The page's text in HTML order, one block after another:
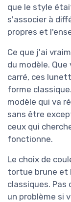
que le style
s'associer à
propres et
Ce que j'ai
du modèle.
carré, ces
forme
modèle qui va
sans être
ceux qui
fonctionne.
Le choix de
tortue brune et
classiques.
un problème si